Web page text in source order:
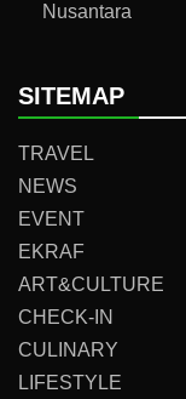
Nusantara
SITEMAP
TRAVEL
NEWS
EVENT
EKRAF
ART&CULTURE
CHECK-IN
CULINARY
LIFESTYLE